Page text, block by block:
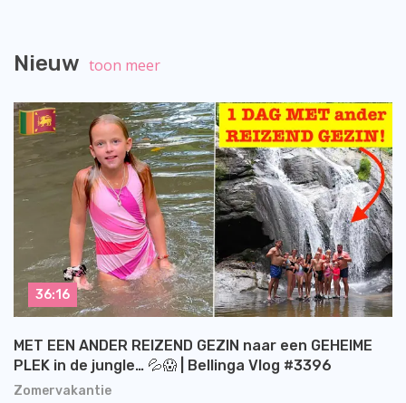
Nieuw toon meer
Zomervakantie
MET EEN ANDER REIZEND GEZIN naar een GEHEIME
PLEK in de jungle… 💦😱 | Bellinga Vlog #3396
36:16